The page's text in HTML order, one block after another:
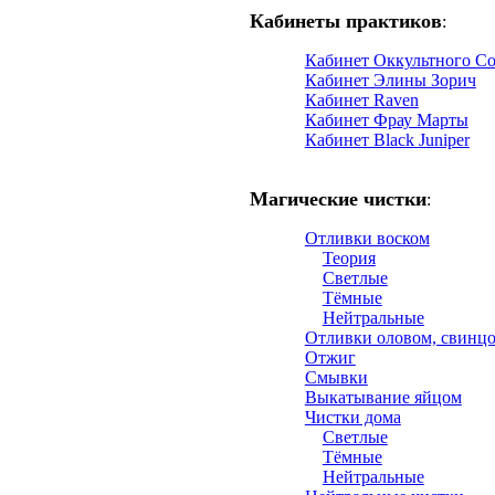
Кабинеты практиков:
Кабинет Оккультного
Кабинет Элины Зорич
Кабинет Raven
Кабинет Фрау Марты
Кабинет Black Juniper
Магические чистки:
Отливки воском
Теория
Светлые
Тёмные
Нейтральные
Отливки оловом,
Отжиг
Смывки
Выкатывание яйцом
Чистки дома
Светлые
Тёмные
Нейтральные